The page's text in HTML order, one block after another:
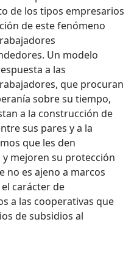
de los tipos empresarios
de este fenómeno
Un modelo
a las
que procuran
sobre su tiempo,
a la construcción de
sus pares y a la
que les den
mejoren su protección
no es ajeno a marcos
carácter de
a las cooperativas que
de subsidios al